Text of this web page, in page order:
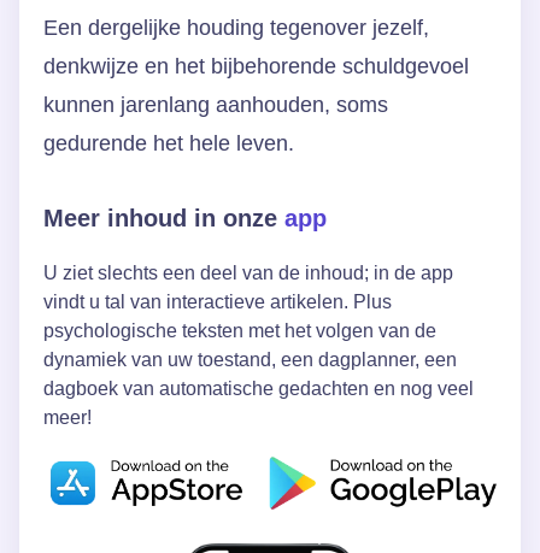
Een dergelijke houding tegenover jezelf,
denkwijze en het bijbehorende schuldgevoel
kunnen jarenlang aanhouden, soms
gedurende het hele leven.
Meer inhoud in onze app
U ziet slechts een deel van de inhoud; in de app
vindt u tal van interactieve artikelen. Plus
psychologische teksten met het volgen van de
dynamiek van uw toestand, een dagplanner, een
dagboek van automatische gedachten en nog veel
meer!